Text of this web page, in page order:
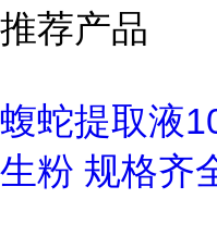
推荐产品
蝮蛇提取液
生粉 规格齐